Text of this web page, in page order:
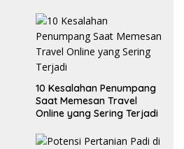
10 Kesalahan Penumpang
Saat Memesan Travel
Online yang Sering Terjadi